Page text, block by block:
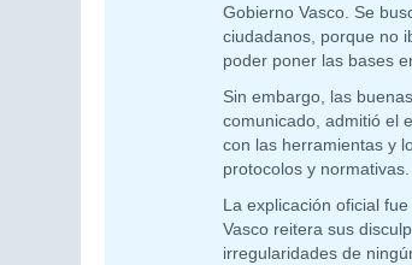
Gobierno Vasco. Se
ciudadanos, porque no
poder poner las bases
Sin embargo, las
comunicado, admitió el
con las herramientas y
protocolos y normativas.
La explicación oficial
Vasco reitera sus
irregularidades de